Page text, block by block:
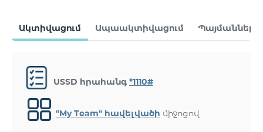
Ակտիվացում Ապաակտիվացում Պայմաններ
USSD հրահանգ *1110#
"My Team" հավելվածի միջոցով